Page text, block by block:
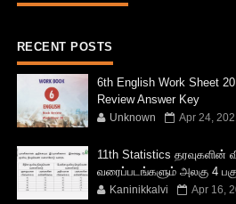
RECENT POSTS
6th English Work Sheet
Review Answer Key
Unknown Apr 24,
11th Statistics தரவுகளின்
வரைப்படங்களும் அலகு 4
Kaninikkalvi Apr 16,